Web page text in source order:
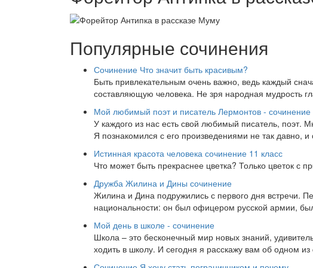
Популярные сочинения
Сочинение Что значит быть красивым?
Быть привлекательным очень важно, ведь каждый
составляющую человека. Не зря народная мудрость
Мой любимый поэт и писатель Лермонтов - сочинение
У каждого из нас есть свой любимый писатель, поэт.
Я познакомился с его произведениями не так давно,
Истинная красота человека сочинение 11 класс
Что может быть прекраснее цветка? Только цветок с
Дружба Жилина и Дины сочинение
Жилина и Дина подружились с первого дня встречи.
национальности: он был офицером русской армии,
Мой день в школе - сочинение
Школа – это бесконечный мир новых знаний,
ходить в школу. И сегодня я расскажу вам об одном